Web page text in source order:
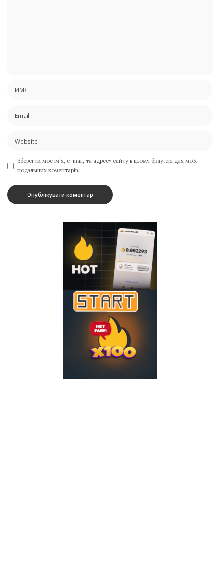
Зберегти моє ім'я, e-mail, та адресу сайту в цьому браузері для моїх
подальших коментарів.